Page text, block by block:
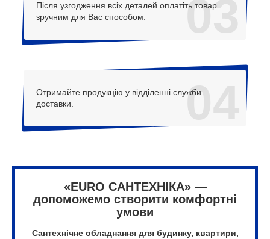
03
Після узгодження всіх деталей оплатіть товар
зручним для Вас способом.
04
Отримайте продукцію у відділенні служби
доставки.
«EURO САНТЕХНІКА» —
допоможемо створити комфортні
умови
Сантехнічне обладнання для будинку, квартири,